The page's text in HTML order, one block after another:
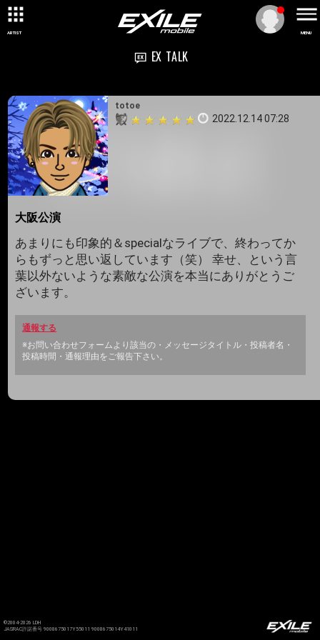
ARTIST MENU
EX TALK
totoe
2022.12.14 07:28
大阪公演
あまりにも印象的＆specialなライブで、終わってか
らもずっと思い返しています（笑） 幸せ、という言
葉以外ないような素敵な公演を本当にありがとうご
ざいます。
通報する
※お問い合わせフォームより該当の・メッセージタイトル・投稿者名・
投稿時間・通報理由をご報告下さい。
©2004-2026 LDH
JASRAC許諾番号 9008675017Y55011 9008675014Y41011